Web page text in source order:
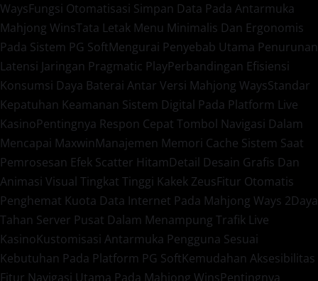
WaysFungsi Otomatisasi Simpan Data Pada Antarmuka
Mahjong WinsTata Letak Menu Minimalis Dan Ergonomis
Pada Sistem PG SoftMengurai Penyebab Utama Penurunan
Latensi Jaringan Pragmatic PlayPerbandingan Efisiensi
Konsumsi Daya Baterai Antar Versi Mahjong WaysStandar
Kepatuhan Keamanan Sistem Digital Pada Platform Live
KasinoPentingnya Respon Cepat Tombol Navigasi Dalam
Mencapai MaxwinManajemen Memori Cache Sistem Saat
Pemrosesan Efek Scatter HitamDetail Desain Grafis Dan
Animasi Visual Tingkat Tinggi Kakek ZeusFitur Otomatis
Penghemat Kuota Data Internet Pada Mahjong Ways 2Daya
Tahan Server Pusat Dalam Menampung Trafik Live
KasinoKustomisasi Antarmuka Pengguna Sesuai
Kebutuhan Pada Platform PG SoftKemudahan Aksesibilitas
Fitur Navigasi Utama Pada Mahjong WinsPentingnya